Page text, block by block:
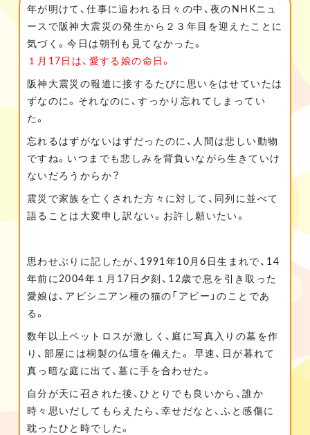
年が明けて、仕事に追われる日々の中、夜のNHKニュ
ースで阪神大震災の発生から２３年目を迎えたことに
気づく。今日は朝刊も見てなかった。
１月17日は、愛する娘の命日。
阪神大震災の報道に接するたびに思いをはせていたは
ずなのに。それなのに、すっかり忘れてしまってい
た。
忘れるはずがないはずだったのに、人間は悲しい動物
ですね。いつまでも悲しみを背負いながら生きていけ
ないだろうからか？
震災で家族を亡くされた方々に対して、同列に並べて
語ることは大変申し訳ない。お許し願いたい。
思わせぶりに記したが、1991年10月6日生まれで、14
年前に2004年１月17日夕刻、12歳で息を引き取った
愛娘は、アビシニアン種の猫の「アビー」のことであ
る。
数年以上ペットロスが激しく、庭に写真入りの墓を作
り、部屋には桐製の仏壇を備えた。 早速、日が暮れて
真っ暗な庭に出て、墓に手を合わせた。
自分が天に召された後、ひとりでも良いから、誰か
時々思いだしてもらえたら、幸せだなと、ふと感傷に
耽ったひと時でした。